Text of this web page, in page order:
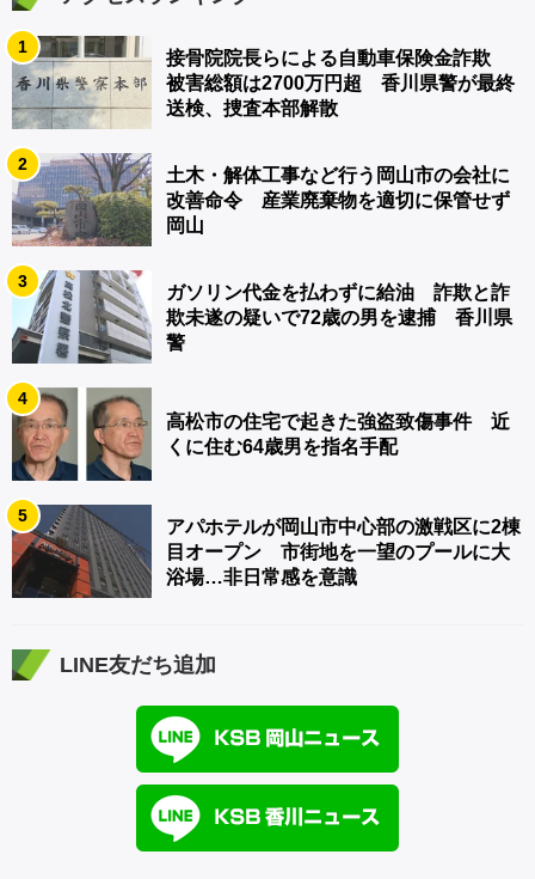
1
接骨院院長らによる自動車保険金詐欺
被害総額は2700万円超 香川県警が最終
送検、捜査本部解散
2
土木・解体工事など行う岡山市の会社に
改善命令 産業廃棄物を適切に保管せず
岡山
3
ガソリン代金を払わずに給油 詐欺と詐
欺未遂の疑いで72歳の男を逮捕 香川県
警
4
高松市の住宅で起きた強盗致傷事件 近
くに住む64歳男を指名手配
5
アパホテルが岡山市中心部の激戦区に2棟
目オープン 市街地を一望のプールに大
浴場…非日常感を意識
LINE友だち追加